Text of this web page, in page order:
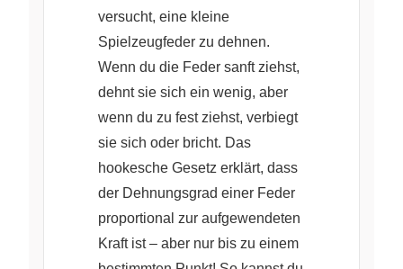
versucht, eine kleine
Spielzeugfeder zu dehnen.
Wenn du die Feder sanft ziehst,
dehnt sie sich ein wenig, aber
wenn du zu fest ziehst, verbiegt
sie sich oder bricht. Das
hookesche Gesetz erklärt, dass
der Dehnungsgrad einer Feder
proportional zur aufgewendeten
Kraft ist – aber nur bis zu einem